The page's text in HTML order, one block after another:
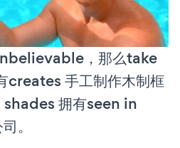
，那么take
creates 手工制作木制框
拥有seen in
。